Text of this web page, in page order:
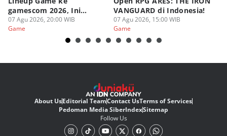
gamescom 2026, Ini
Judulnya!
07 Agu 2026, 20:00 WIB
Game
VANGUARD di Indonesia!
07 Agu 2026, 15:00 WIB
Game
About UsEditorial TeamContact UsTerms of Services
Pedoman Media SiberIndexSitemap
Follow Us